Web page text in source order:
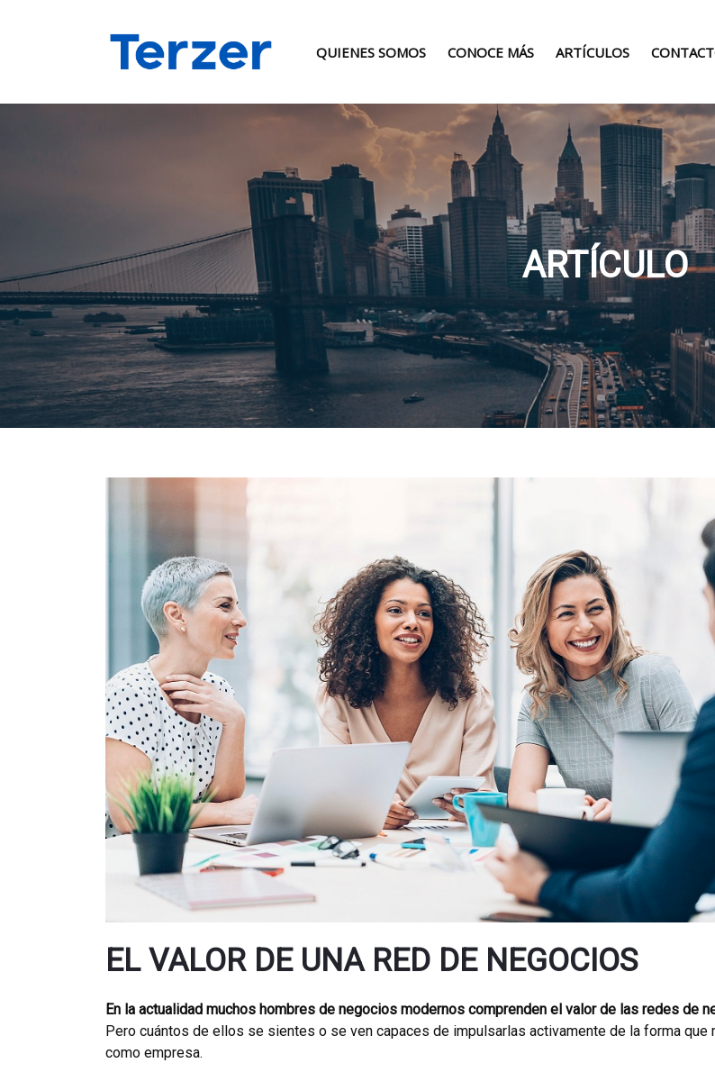
QUIENES SOMOS CONOCE MÁS ARTÍCULOS
ARTÍCULO
EL VALOR DE UNA RED DE NEGOCIOS
En la actualidad muchos hombres de negocios modernos comprenden el valor de las redes de
Pero cuántos de ellos se sientes o se ven capaces de impulsarlas activamente de la forma que
como empresa.